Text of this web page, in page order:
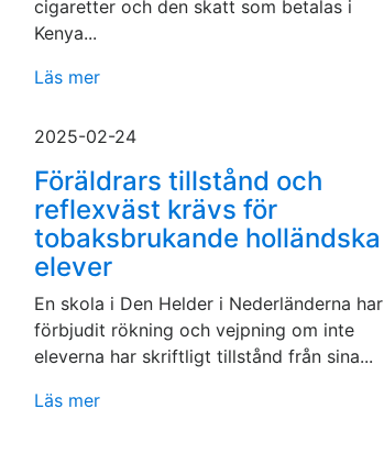
cigaretter och den skatt som betalas i
Kenya...
Läs mer
2025-02-24
Föräldrars tillstånd och
reflexväst krävs för
tobaksbrukande holländska
elever
En skola i Den Helder i Nederländerna har
förbjudit rökning och vejpning om inte
eleverna har skriftligt tillstånd från sina...
Läs mer